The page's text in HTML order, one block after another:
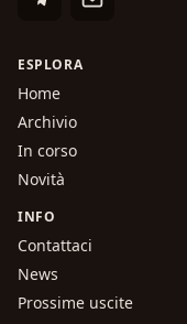
ESPLORA
Home
Archivio
In corso
Novità
INFO
Contattaci
News
Prossime uscite